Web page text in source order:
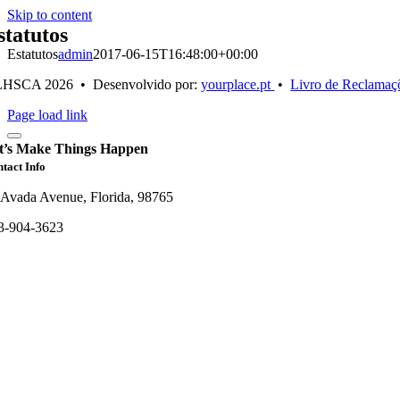
Skip to content
Estatutosadmin2017-06-15T16:48:00+00:00
2026 • Desenvolvido por:yourplace.pt •Livro de
Page load link
Make Things Happen
Info
Avenue, Florida, 98765
904-3623